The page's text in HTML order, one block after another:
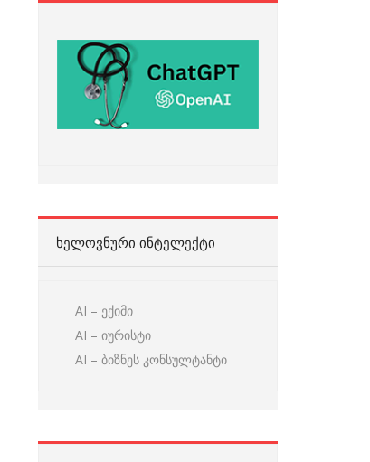
ᲮᲔᲚᲝᲕᲜᲣᲠᲘ ᲘᲜᲢᲔᲚᲔᲥᲢᲘ
AI – ექიმი
AI – იურისტი
AI – ბიზნეს კონსულტანტი